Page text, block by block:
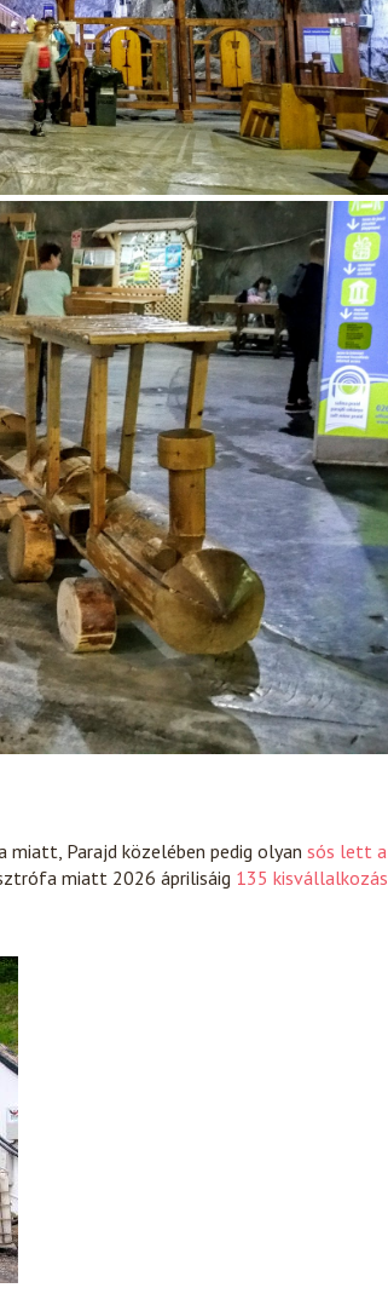
miatt, Parajd közelében pedig olyan sós lett a
miatt 2026 áprilisáig 135 kisvállalkozás